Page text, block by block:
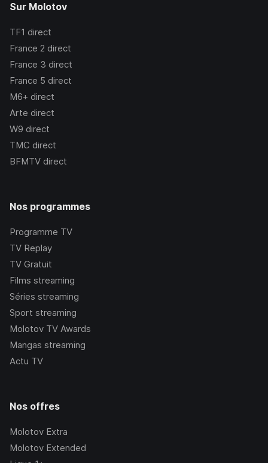
Sur Molotov
TF1 direct
France 2 direct
France 3 direct
France 5 direct
M6+ direct
Arte direct
W9 direct
TMC direct
BFMTV direct
Nos programmes
Programme TV
TV Replay
TV Gratuit
Films streaming
Séries streaming
Sport streaming
Molotov TV Awards
Mangas streaming
Actu TV
Nos offres
Molotov Extra
Molotov Extended